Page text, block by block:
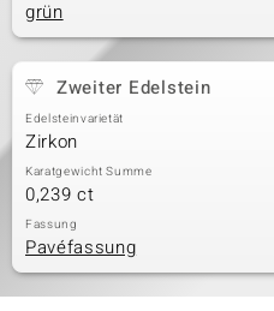
grün
Zweiter Edelstein
Edelsteinvarietät
Zirkon
Karatgewicht Summe
0,239 ct
Fassung
Pavéfassung